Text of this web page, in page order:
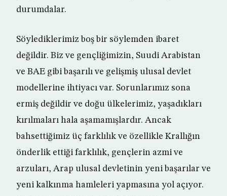
durumdalar.
Söylediklerimiz boş bir söylemden ibaret
değildir. Biz ve gençliğimizin, Suudi Arabistan
ve BAE gibi başarılı ve gelişmiş ulusal devlet
modellerine ihtiyacı var. Sorunlarımız sona
ermiş değildir ve doğu ülkelerimiz, yaşadıkları
kırılmaları hala aşamamışlardır. Ancak
bahsettiğimiz üç farklılık ve özellikle Krallığın
önderlik ettiği farklılık, gençlerin azmi ve
arzuları, Arap ulusal devletinin yeni başarılar ve
yeni kalkınma hamleleri yapmasına yol açıyor.